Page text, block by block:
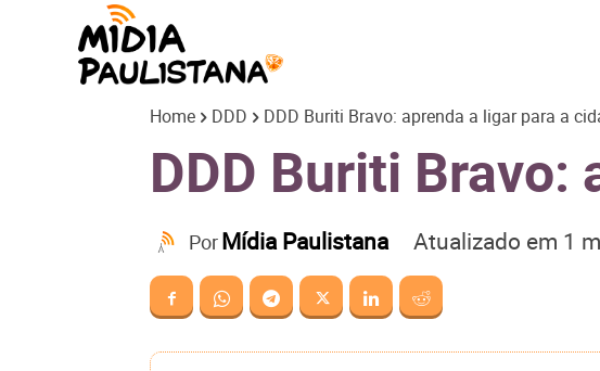
Paulistana
Home DDD DDD Buriti Bravo: aprenda a ligar para a
DDD Buriti Bravo:
PorMídia Paulistana Atualizado em 1